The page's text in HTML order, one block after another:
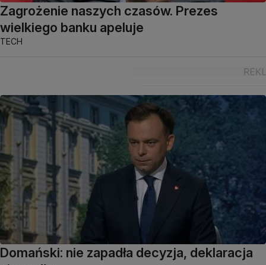
Zagrożenie naszych czasów. Prezes
wielkiego banku apeluje
TECH
Domański: nie zapadła decyzja, deklaracja